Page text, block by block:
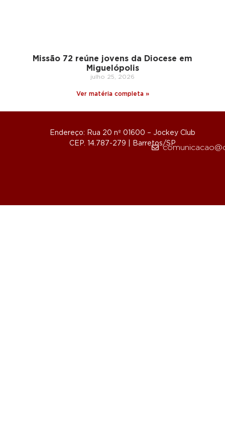
Missão 72 reúne jovens da Diocese em
Miguelópolis
julho 25, 2026
Ver matéria completa »
Endereço: Rua 20 nº 01600 – Jockey Club
CEP. 14.787-279 | Barretos/SP